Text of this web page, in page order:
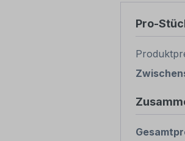
Pro-